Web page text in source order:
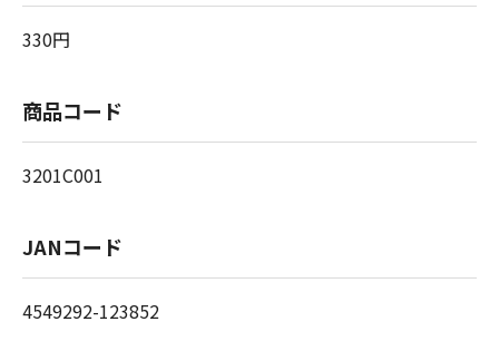
330円
商品コード
3201C001
JANコード
4549292-123852